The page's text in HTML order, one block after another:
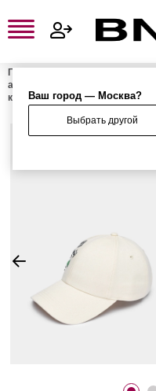
Ваш город — Москва?
Выбрать другой
Главная
аксессуары
кепки
Бейсболка